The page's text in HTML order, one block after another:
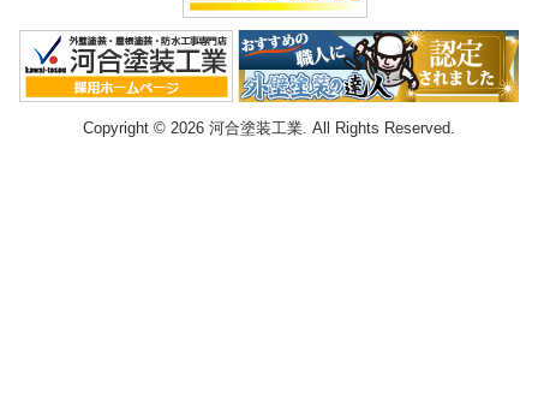
Copyright © 2026 河合塗装工業. All Rights Reserved.